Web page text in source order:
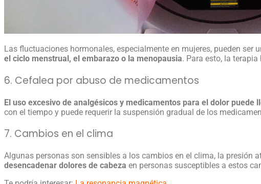
Las fluctuaciones hormonales, especialmente en mujeres, pueden ser
el ciclo menstrual, el embarazo o la menopausia. Para esto, la
6. Cefalea por abuso de medicamentos
El uso excesivo de analgésicos y medicamentos para el dolor
con el tiempo y puede requerir la suspensión gradual de los
7. Cambios en el clima
Algunas personas son sensibles a los cambios en el clima, la presión
desencadenar dolores de cabeza en personas susceptibles a estos